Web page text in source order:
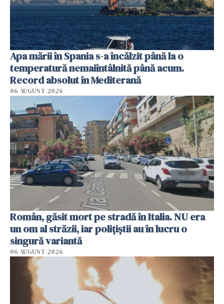
Apa mării în Spania s-a încălzit până la o
temperatură nemaiîntâlnită până acum.
Record absolut în Mediterană
06 AUGUST 2026
Român, găsit mort pe stradă în Italia. NU era
un om al străzii, iar polițiștii au în lucru o
singură variantă
06 AUGUST 2026